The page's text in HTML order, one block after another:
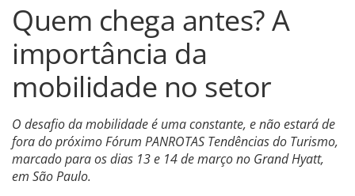
Quem chega antes? A
importância da
mobilidade no setor
O desafio da mobilidade é uma constante, e não estará de
fora do próximo Fórum PANROTAS Tendências do Turismo,
marcado para os dias 13 e 14 de março no Grand Hyatt,
em São Paulo.